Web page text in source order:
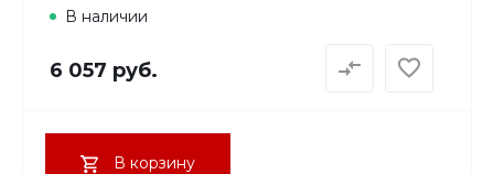
В наличии
6 057 руб.
В корзину